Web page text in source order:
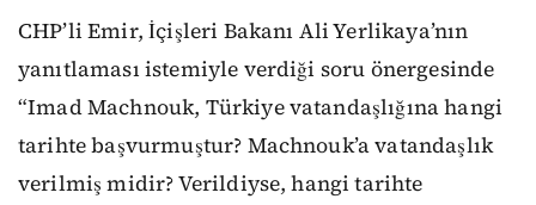
CHP’li Emir, İçişleri Bakanı Ali Yerlikaya’nın
yanıtlaması istemiyle verdiği soru önergesinde
“Imad Machnouk, Türkiye vatandaşlığına hangi
tarihte başvurmuştur? Machnouk’a vatandaşlık
verilmiş midir? Verildiyse, hangi tarihte